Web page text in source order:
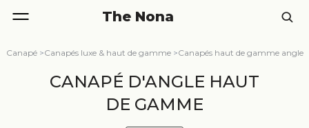
The Nona
Canapé>Canapés luxe & haut de gamme>Canapés haut de gamme angle
CANAPÉ D'ANGLE HAUT
DE GAMME